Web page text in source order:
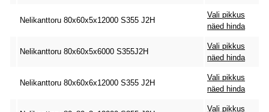
Nelikanttoru 80x60x5x12000 S355 J2H
Vali pikkus
näed hinda
Nelikanttoru 80x60x5x6000 S355J2H
Vali pikkus
näed hinda
Nelikanttoru 80x60x6x12000 S355 J2H
Vali pikkus
näed hinda
Vali pikkus